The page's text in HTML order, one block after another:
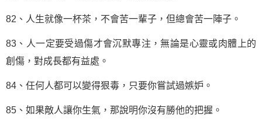
82、人生就像一杯茶，不會苦一輩子，但總會苦一陣子。
83、人一定要受過傷才會沉默專注，無論是心靈或肉體上的
創傷，對成長都有益處。
84、任何人都可以變得狠毒，只要你嘗試過嫉妒。
85、如果敵人讓你生氣，那說明你沒有勝他的把握。